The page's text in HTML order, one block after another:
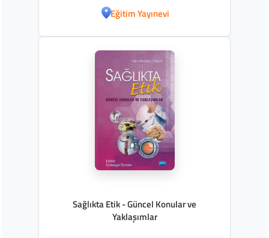
Eğitim Yayınevi
Sağlıkta Etik - Güncel Konular ve
Yaklaşımlar